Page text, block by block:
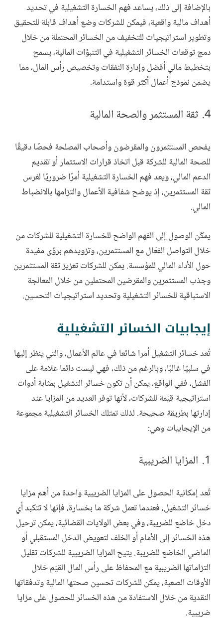
بالإضافة إلى ذلك، يساعد فهم الخسارة التشغيلية في تحديد
أهداف مالية واقعية، فيمكن للشركات وضع أهداف قابلة للتحقيق
وتطوير استراتيجيات للتخفيف من الخسائر المحتملة من خلال
دمج توقعات الخسائر التشغيلية في التنبؤات المالية، يسمح
بتخطيط مالي أفضل وإدارة النفقات وتخصيص رأس المال، مما
يضمن نموذج أعمال أكثر قوة واستدامة.
ثقة المستثمر والصحة المالية
يفحص المستثمرون والمقرضون وأصحاب المصلحة فحصًا دقيقًا
للصحة المالية للشركة قبل اتخاذ قرارات الاستثمار أو تقديم
الدعم المالي، ويعد فهم الخسارة التشغيلية أمرًا ضروريًا لغرس
ثقة المستثمرين، إذ يوضح شفافية الأعمال والتزامها بالانضباط
المالي.
يمكّن الوصول إلى الفهم الواضح للخسارة التشغيلية للشركات من
خلال التواصل الفعّال مع المستثمرين، وتزويدهم برؤى مفيدة
حول الأداء المالي للمؤسسة. يمكن للشركات تعزيز ثقة المستثمرين
وجذب المستثمرين والمقرضين المحتملين من خلال المعالجة
الاستباقية للخسائر التشغيلية وتحديد استراتيجيات التحسين.
إيجابيات الخسائر التشغيلية
تُعد خسائر التشغيل أمرا شائعا في عالم الأعمال، والتي ينظر إليها
في سلبيًا غالبًا، وبالرغم من ذلك، فهي ليست دائما علامة على
الفشل، ففي الواقع، يمكن أن تكون خسائر التشغيل بمثابة أدوات
استراتيجية قيّمة للشركات، لأنها توفر العديد من المزايا عند
إدارتها بطريقة صحيحة. لذلك تمتلك الخسائر التشغيلية مجموعة
من الإيجابيات وهي:
المزايا الضريبية
تُعد إمكانية الحصول على المزايا الضريبية واحدة من أهم مزايا
خسائر التشغيل، فعندما تعمل شركة ما بخسارة، فإنها لا تتكبد أي
دخل خاضع للضريبة، وفي بعض الولايات القضائية، يمكن ترحيل
هذه الخسائر إلى الأمام أو الخلف لتعويض الدخل المستقبلي أو
الماضي الخاضع للضريبة. يتيح المزايا الضريبية للشركات تقليل
التزاماتها الضريبية مع المحفاظ على رأس المال القيّم خلال
الأوقات الصعبة، يمكن للشركات تحسين صحتها المالية وتدفقاتها
النقدية من خلال الاستفادة من هذه الخسائر للحصول على مزايا
ضريبية.